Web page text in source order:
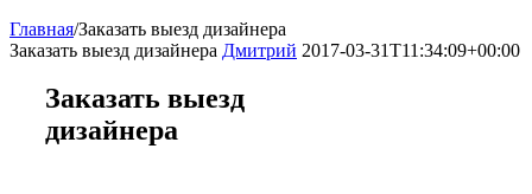
Главная/Заказать выезд дизайнера
Заказать выезд дизайнера Дмитрий 2017-03-31T11:34:09+00:00
Заказать выезд
дизайнера